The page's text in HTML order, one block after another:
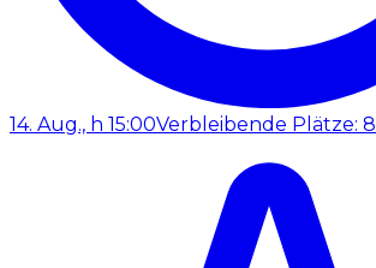
14. Aug., h 15:00Verbleibende Plätze: 8